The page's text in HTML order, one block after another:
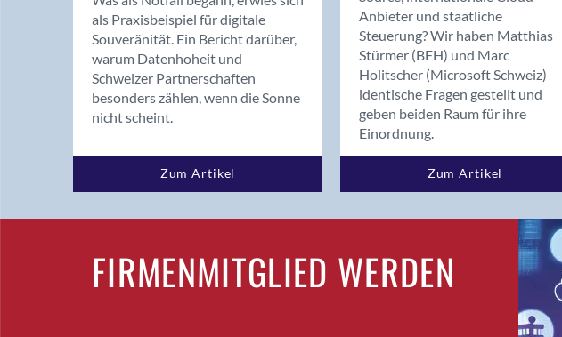
als Praxisbeispiel für digitale
Souveränität. Ein Bericht darüber,
warum Datenhoheit und
Schweizer Partnerschaften
besonders zählen, wenn die Sonne
nicht scheint.
Zum Artikel
Anbieter und staatliche
Steuerung? Wir haben Matthias
Stürmer (BFH) und Marc
Holitscher (Microsoft Schweiz)
identische Fragen gestellt und
geben beiden Raum für ihre
Einordnung.
Zum Artikel
FIRMENMITGLIED WERDEN